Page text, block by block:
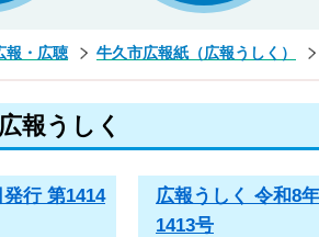
報・広聴 牛久市広報紙（広報うしく）
報うしく
行 第1414
広報うしく 令和8
1413号